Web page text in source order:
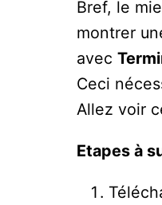
Bref, le
montrer
avec
Ceci
Allez voir
Etapes à